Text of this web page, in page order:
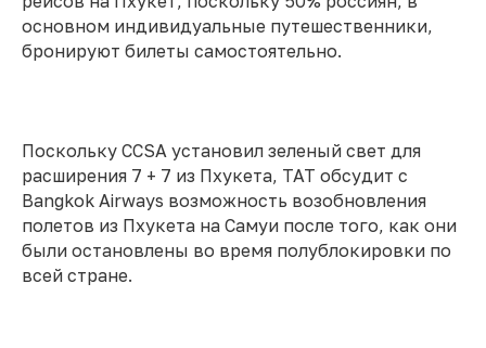
основном индивидуальные путешественники,
бронируют билеты самостоятельно.
Поскольку CCSA установил зеленый свет для
расширения 7 + 7 из Пхукета, TAT обсудит с
Bangkok Airways возможность возобновления
полетов из Пхукета на Самуи после того, как они
были остановлены во время полублокировки по
всей стране.